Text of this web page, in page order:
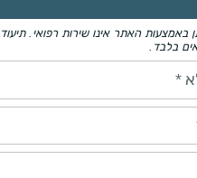
באמצעות האתר אינו שירות רפואי.
בלבד.
*